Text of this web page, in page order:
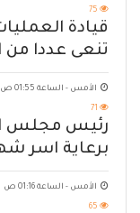
75
قيادة
تنعى عددا من
المسلحة
الأمس - الساعة 01:55 ص
71
رئيس مجلس
برعاية اسر
الهجوم
الحازم على
الأمس - الساعة 01:16 ص
65